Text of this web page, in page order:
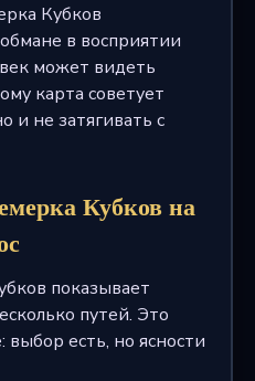
Кубков
в восприятии
может видеть
карта советует
и не затягивать с
Кубков на
показывает
путей. Это
есть, но ясности